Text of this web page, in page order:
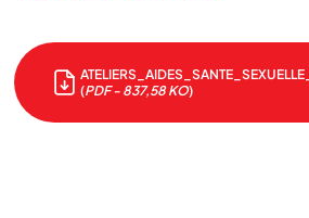
(PDF - 837,58 KO)